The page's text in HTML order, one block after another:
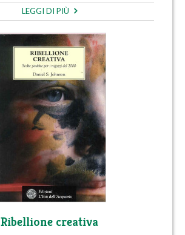
LEGGI DI PIÙ
Ribellione creativa